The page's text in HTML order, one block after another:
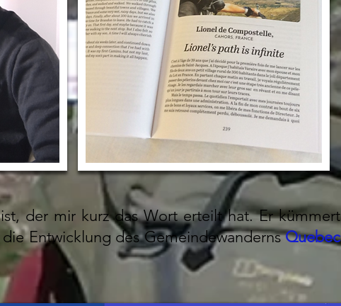
der mir kurz das Wort erteilt hat. Er kümmert
Entwicklung des GemeindewandernsQuebec